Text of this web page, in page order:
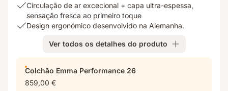
A
tecnologia
AirGrid®
repensada
para
uma
USP
Circulação
capa
ultra-
Circulação de ar excecional + capa ultra-espessa,
sensação fresca ao primeiro toque
USP
desenvolvido
Alemanha.
Design ergonómico desenvolvido na Alemanha.
Ver todos os detalhes do produto
Colchão Emma Performance 26
859,00 €